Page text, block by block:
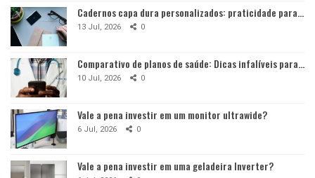
Cadernos capa dura personalizados: praticidade para…
13 Jul, 2026 0
Comparativo de planos de saúde: Dicas infalíveis para…
10 Jul, 2026 0
Vale a pena investir em um monitor ultrawide?
6 Jul, 2026 0
Vale a pena investir em uma geladeira Inverter?